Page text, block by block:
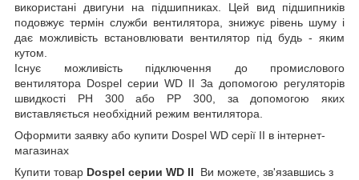
використані двигуни на підшипниках. Цей вид підшипників
подовжує термін служби вентилятора, знижує рівень шуму і
дає можливість встановлювати вентилятор під будь - яким
кутом.
Існує можливість підключення до промислового
вентилятора Dospel серии WD II За допомогою регуляторів
швидкості РН 300 або PP 300, за допомогою яких
виставляється необхідний режим вентилятора.
Оформити заявку або купити Dospel WD серії II в інтернет-
магазинах
Купити товар Dospel серии WD II
Ви можете, зв'язавшись з